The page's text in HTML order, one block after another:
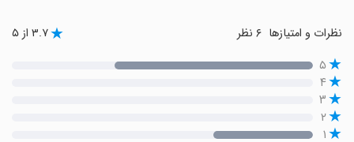
نظرات و امتیازها ۳.۷ از ۵
۵
۴
۳
۲
۱